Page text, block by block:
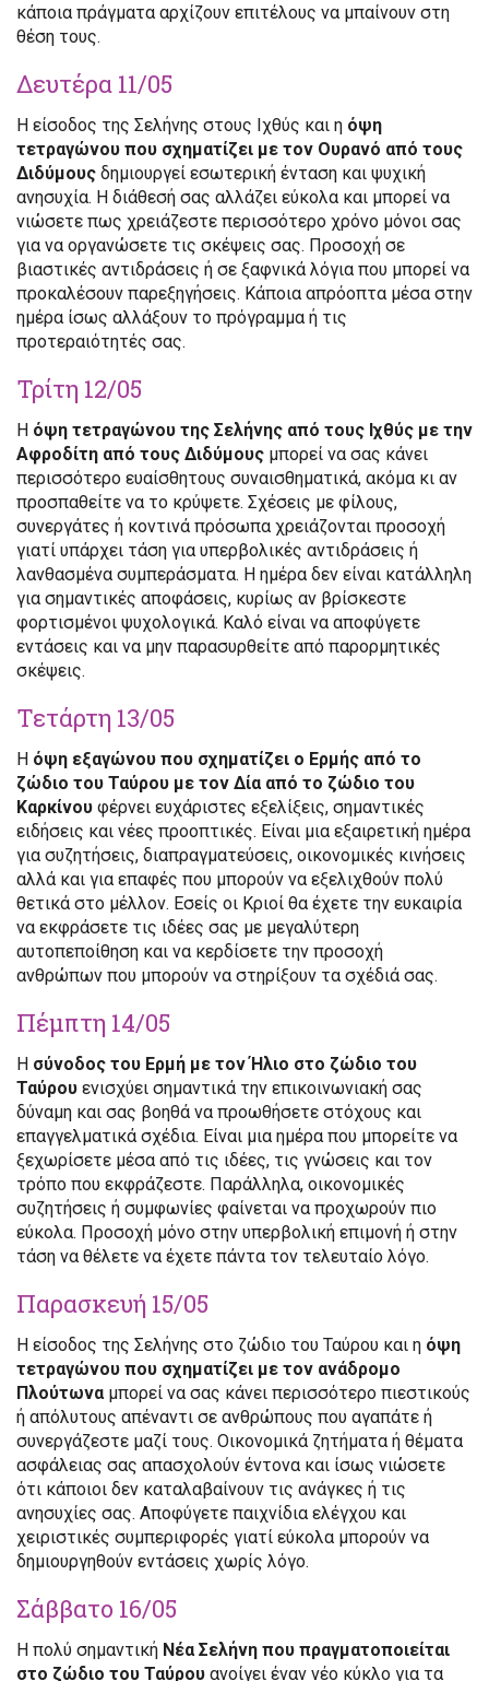
κάποια πράγματα αρχίζουν επιτέλους να μπαίνουν στη
θέση τους.
Δευτέρα 11/05
Η είσοδος της Σελήνης στους Ιχθύς και η όψη
τετραγώνου που σχηματίζει με τον Ουρανό από τους
Διδύμους δημιουργεί εσωτερική ένταση και ψυχική
ανησυχία. Η διάθεσή σας αλλάζει εύκολα και μπορεί να
νιώσετε πως χρειάζεστε περισσότερο χρόνο μόνοι σας
για να οργανώσετε τις σκέψεις σας. Προσοχή σε
βιαστικές αντιδράσεις ή σε ξαφνικά λόγια που μπορεί να
προκαλέσουν παρεξηγήσεις. Κάποια απρόοπτα μέσα στην
ημέρα ίσως αλλάξουν το πρόγραμμα ή τις
προτεραιότητές σας.
Τρίτη 12/05
Η όψη τετραγώνου της Σελήνης από τους Ιχθύς με την
Αφροδίτη από τους Διδύμους μπορεί να σας κάνει
περισσότερο ευαίσθητους συναισθηματικά, ακόμα κι αν
προσπαθείτε να το κρύψετε. Σχέσεις με φίλους,
συνεργάτες ή κοντινά πρόσωπα χρειάζονται προσοχή
γιατί υπάρχει τάση για υπερβολικές αντιδράσεις ή
λανθασμένα συμπεράσματα. Η ημέρα δεν είναι κατάλληλη
για σημαντικές αποφάσεις, κυρίως αν βρίσκεστε
φορτισμένοι ψυχολογικά. Καλό είναι να αποφύγετε
εντάσεις και να μην παρασυρθείτε από παρορμητικές
σκέψεις.
Τετάρτη 13/05
Η όψη εξαγώνου που σχηματίζει ο Ερμής από το
ζώδιο του Ταύρου με τον Δία από το ζώδιο του
Καρκίνου φέρνει ευχάριστες εξελίξεις, σημαντικές
ειδήσεις και νέες προοπτικές. Είναι μια εξαιρετική ημέρα
για συζητήσεις, διαπραγματεύσεις, οικονομικές κινήσεις
αλλά και για επαφές που μπορούν να εξελιχθούν πολύ
θετικά στο μέλλον. Εσείς οι Κριοί θα έχετε την ευκαιρία
να εκφράσετε τις ιδέες σας με μεγαλύτερη
αυτοπεποίθηση και να κερδίσετε την προσοχή
ανθρώπων που μπορούν να στηρίξουν τα σχέδιά σας.
Πέμπτη 14/05
Η σύνοδος του Ερμή με τον Ήλιο στο ζώδιο του
Ταύρου ενισχύει σημαντικά την επικοινωνιακή σας
δύναμη και σας βοηθά να προωθήσετε στόχους και
επαγγελματικά σχέδια. Είναι μια ημέρα που μπορείτε να
ξεχωρίσετε μέσα από τις ιδέες, τις γνώσεις και τον
τρόπο που εκφράζεστε. Παράλληλα, οικονομικές
συζητήσεις ή συμφωνίες φαίνεται να προχωρούν πιο
εύκολα. Προσοχή μόνο στην υπερβολική επιμονή ή στην
τάση να θέλετε να έχετε πάντα τον τελευταίο λόγο.
Παρασκευή 15/05
Η είσοδος της Σελήνης στο ζώδιο του Ταύρου και η όψη
τετραγώνου που σχηματίζει με τον ανάδρομο
Πλούτωναμπορεί να σας κάνει περισσότερο πιεστικούς
ή απόλυτους απέναντι σε ανθρώπους που αγαπάτε ή
συνεργάζεστε μαζί τους. Οικονομικά ζητήματα ή θέματα
ασφάλειας σας απασχολούν έντονα και ίσως νιώσετε
ότι κάποιοι δεν καταλαβαίνουν τις ανάγκες ή τις
ανησυχίες σας. Αποφύγετε παιχνίδια ελέγχου και
χειριστικές συμπεριφορές γιατί εύκολα μπορούν να
δημιουργηθούν εντάσεις χωρίς λόγο.
Σάββατο 16/05
Η πολύ σημαντική Νέα Σελήνη που πραγματοποιείται
στο ζώδιο του Ταύρου ανοίγει έναν νέο κύκλο για τα